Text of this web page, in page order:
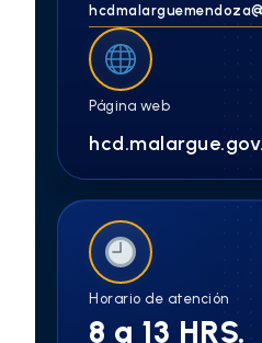
Página web
Horario de atención
8 a 13 HRS.